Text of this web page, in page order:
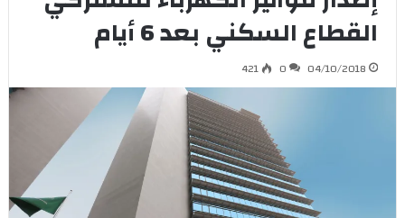
القطاع السكني بعد 6 أيام
04/10/2018
0
421